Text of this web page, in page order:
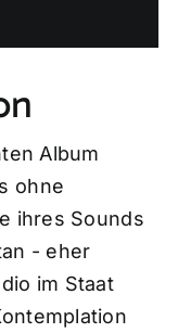
Album
ohne
ihres Sounds
- eher
im Staat